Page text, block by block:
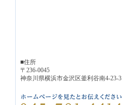
■住所
〒236-0045
神奈川県横浜市金沢区釜利谷南4-23-3